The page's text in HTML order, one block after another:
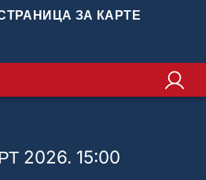
ЗА КАРТЕ
2026. 15:00